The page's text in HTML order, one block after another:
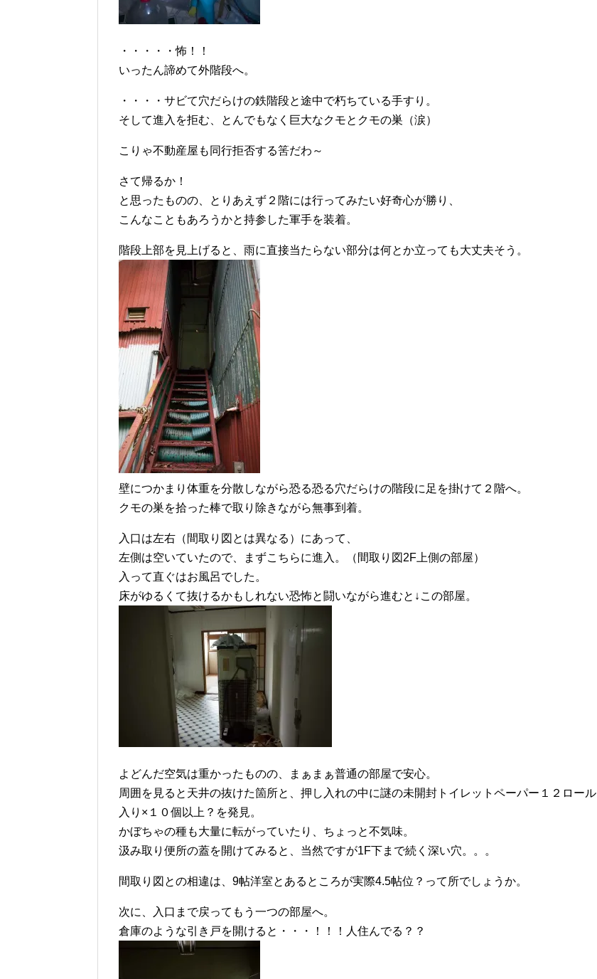
・・・・・怖！！
いったん諦めて外階段へ。
・・・・サビて穴だらけの鉄階段と途中で朽ちている手すり。
そして進入を拒む、とんでもなく巨大なクモとクモの巣（涙）
こりゃ不動産屋も同行拒否する筈だわ～
さて帰るか！
と思ったものの、とりあえず２階には行ってみたい好奇心が勝り、
こんなこともあろうかと持参した軍手を装着。
階段上部を見上げると、雨に直接当たらない部分は何とか立っても大丈夫そう。
壁につかまり体重を分散しながら恐る恐る穴だらけの階段に足を掛けて２階へ。
クモの巣を拾った棒で取り除きながら無事到着。
入口は左右（間取り図とは異なる）にあって、
左側は空いていたので、まずこちらに進入。（間取り図2F上側の部屋）
入って直ぐはお風呂でした。
床がゆるくて抜けるかもしれない恐怖と闘いながら進むと↓この部屋。
よどんだ空気は重かったものの、まぁまぁ普通の部屋で安心。
周囲を見ると天井の抜けた箇所と、押し入れの中に謎の未開封トイレットペーパー１２ロール
入り×１０個以上？を発見。
かぼちゃの種も大量に転がっていたり、ちょっと不気味。
汲み取り便所の蓋を開けてみると、当然ですが1F下まで続く深い穴。。。
間取り図との相違は、9帖洋室とあるところが実際4.5帖位？って所でしょうか。
次に、入口まで戻ってもう一つの部屋へ。
倉庫のような引き戸を開けると・・・！！！人住んでる？？